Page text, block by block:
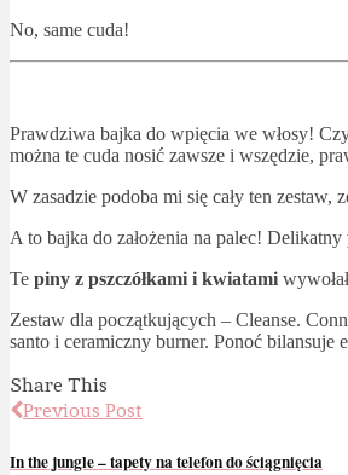
No, same cuda!
Prawdziwa bajka do wpięcia we włosy!
można te cuda nosić zawsze i wszędzie,
W zasadzie podoba mi się cały ten zestaw,
A to bajka do założenia na palec! Delikatny
Te piny z pszczółkami i kwiatami
Zestaw dla początkujących – Cleanse.
santo i ceramiczny burner. Ponoć
Share This
Previous Post
In the jungle – tapety na telefon do ściągnięcia